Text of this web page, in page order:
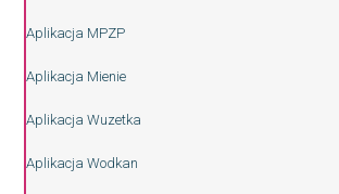
Aplikacja MPZP
Aplikacja Mienie
Aplikacja Wuzetka
Aplikacja Wodkan